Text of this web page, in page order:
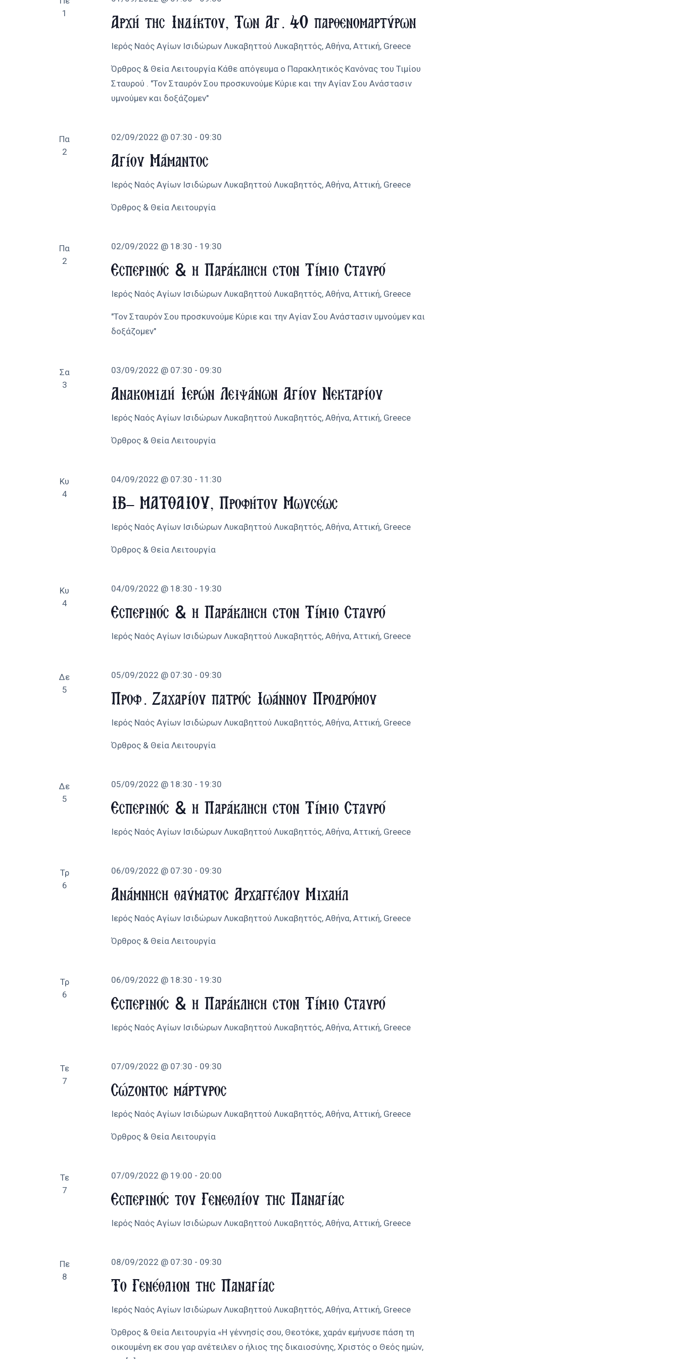
1
Αρχή της Ινδίκτου, Των Αγ. 40 παρθενομαρτύρων
Ιερός Ναός Αγίων Ισιδώρων Λυκαβηττού Λυκαβηττός, Αθήνα, Αττική, Greece
Όρθρος & Θεία Λειτουργία Κάθε απόγευμα ο Παρακλητικός Κανόνας του Τιμίου
Σταυρού . "Τον Σταυρόν Σου προσκυνούμε Κύριε και την Αγίαν Σου Ανάστασιν
υμνούμεν και δοξάζομεν"
Πα
2
Αγίου Μάμαντος
02/09/2022 @ 07:30 - 09:30
Ιερός Ναός Αγίων Ισιδώρων Λυκαβηττού Λυκαβηττός, Αθήνα, Αττική, Greece
Όρθρος & Θεία Λειτουργία
Πα
2
Εσπερινός & η Παράκληση στον Τίμιο Σταυρό
02/09/2022 @ 18:30 - 19:30
Ιερός Ναός Αγίων Ισιδώρων Λυκαβηττού Λυκαβηττός, Αθήνα, Αττική, Greece
"Τον Σταυρόν Σου προσκυνούμε Κύριε και την Αγίαν Σου Ανάστασιν υμνούμεν και
δοξάζομεν"
Σα
3
Ανακομιδή Ιερών Λειψάνων Αγίου Νεκταρίου
03/09/2022 @ 07:30 - 09:30
Ιερός Ναός Αγίων Ισιδώρων Λυκαβηττού Λυκαβηττός, Αθήνα, Αττική, Greece
Όρθρος & Θεία Λειτουργία
Κυ
4
ΙΒ’ ΜΑΤΘΑΙΟΥ, Προφήτου Μωυσέως
04/09/2022 @ 07:30 - 11:30
Ιερός Ναός Αγίων Ισιδώρων Λυκαβηττού Λυκαβηττός, Αθήνα, Αττική, Greece
Όρθρος & Θεία Λειτουργία
Κυ
4
Εσπερινός & η Παράκληση στον Τίμιο Σταυρό
04/09/2022 @ 18:30 - 19:30
Ιερός Ναός Αγίων Ισιδώρων Λυκαβηττού Λυκαβηττός, Αθήνα, Αττική, Greece
Δε
5
Προφ. Ζαχαρίου πατρός Ιωάννου Προδρόμου
05/09/2022 @ 07:30 - 09:30
Ιερός Ναός Αγίων Ισιδώρων Λυκαβηττού Λυκαβηττός, Αθήνα, Αττική, Greece
Όρθρος & Θεία Λειτουργία
Δε
5
Εσπερινός & η Παράκληση στον Τίμιο Σταυρό
05/09/2022 @ 18:30 - 19:30
Ιερός Ναός Αγίων Ισιδώρων Λυκαβηττού Λυκαβηττός, Αθήνα, Αττική, Greece
Τρ
6
Ανάμνηση θαύματος Αρχαγγέλου Μιχαήλ
06/09/2022 @ 07:30 - 09:30
Ιερός Ναός Αγίων Ισιδώρων Λυκαβηττού Λυκαβηττός, Αθήνα, Αττική, Greece
Όρθρος & Θεία Λειτουργία
Τρ
6
Εσπερινός & η Παράκληση στον Τίμιο Σταυρό
06/09/2022 @ 18:30 - 19:30
Ιερός Ναός Αγίων Ισιδώρων Λυκαβηττού Λυκαβηττός, Αθήνα, Αττική, Greece
Τε
7
Σώζοντος μάρτυρος
07/09/2022 @ 07:30 - 09:30
Ιερός Ναός Αγίων Ισιδώρων Λυκαβηττού Λυκαβηττός, Αθήνα, Αττική, Greece
Όρθρος & Θεία Λειτουργία
Τε
7
Εσπερινός του Γενεθλίου της Παναγίας
07/09/2022 @ 19:00 - 20:00
Ιερός Ναός Αγίων Ισιδώρων Λυκαβηττού Λυκαβηττός, Αθήνα, Αττική, Greece
Πε
8
Το Γενέθλιον της Παναγίας
08/09/2022 @ 07:30 - 09:30
Ιερός Ναός Αγίων Ισιδώρων Λυκαβηττού Λυκαβηττός, Αθήνα, Αττική, Greece
Όρθρος & Θεία Λειτουργία «Η γέννησίς σου, Θεοτόκε, χαράν εμήνυσε πάση τη
οικουμένη εκ σου γαρ ανέτειλεν ο ήλιος της δικαιοσύνης, Χριστός ο Θεός ημών,